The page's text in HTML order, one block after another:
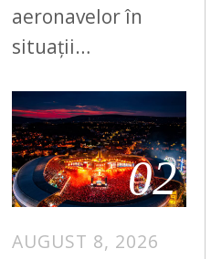
aeronavelor în
situații…
02
AUGUST 8, 2026